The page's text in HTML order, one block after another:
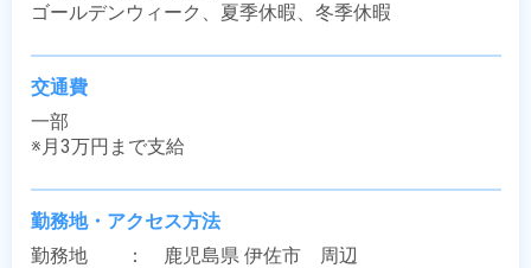
ゴールデンウィーク、夏季休暇、冬季休暇
交通費
一部
※月3万円まで支給
勤務地・アクセス方法
勤務地　　：　鹿児島県 伊佐市　周辺